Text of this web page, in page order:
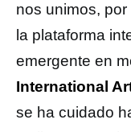
nos unimos,
la plataforma
emergente en
International
se ha cuidado